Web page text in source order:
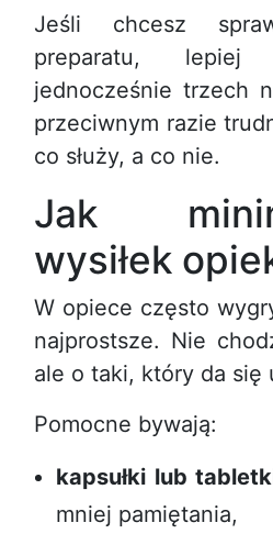
Jeśli chcesz
preparatu,
jednocześnie trzech
przeciwnym razie
co służy, a co nie.
Jak
wysiłek
W opiece często
najprostsze. Nie
ale o taki, który da się
Pomocne bywają:
kapsułki lub
mniej pamiętania,